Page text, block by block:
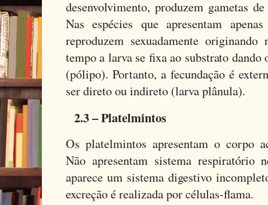
desenvolvimento, produzem gametas
Nas espécies que apresentam
reproduzem sexuadamente
tempo a larva se fixa ao substrato
(pólipo). Portanto, a fecundação é
ser direto ou indireto (larva plânula).
2.3 – Platelmintos
Os platelmintos apresentam o corpo
Não apresentam sistema respiratório
aparece um sistema digestivo
excreção é realizada por células-flama.